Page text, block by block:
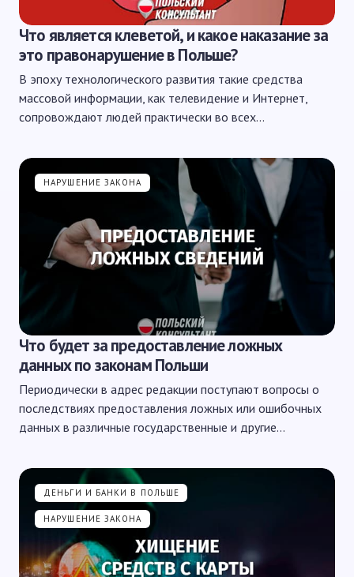
Что является клеветой, и какое наказание за
это правонарушение в Польше?
В эпоху технологического развития такие средства
массовой информации, как телевидение и Интернет,
сопровождают людей практически во всех…
НАРУШЕНИЕ ЗАКОНА
Что будет за предоставление ложных
данных по законам Польши
Периодически в адрес редакции поступают вопросы о
последствиях предоставления ложных или ошибочных
данных в различные государственные и другие…
ДЕНЬГИ И БАНКИ В ПОЛЬШЕ
НАРУШЕНИЕ ЗАКОНА